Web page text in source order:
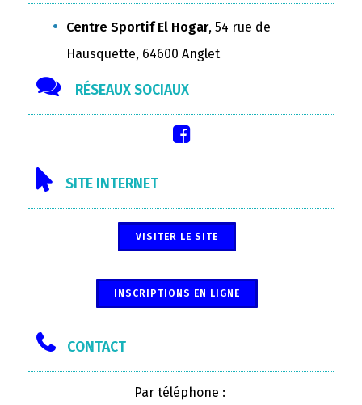
Centre Sportif El Hogar, 54 rue de
Hausquette, 64600 Anglet
RÉSEAUX SOCIAUX
SITE INTERNET
VISITER LE SITE
INSCRIPTIONS EN LIGNE
CONTACT
Par téléphone :